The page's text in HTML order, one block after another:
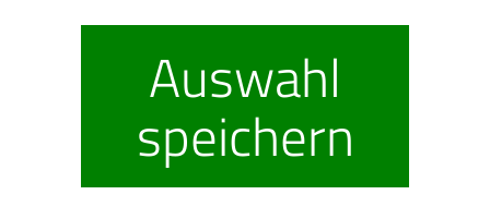
Auswahl
speichern